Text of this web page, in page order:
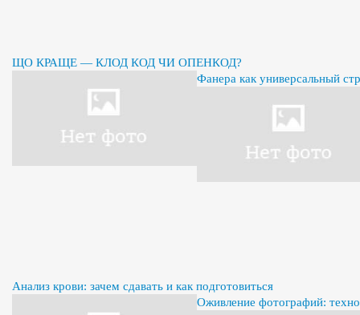
ЩО КРАЩЕ — КЛОД КОД ЧИ ОПЕНКОД?
Фанера как универсальный
Анализ крови: зачем сдавать и как подготовиться
Оживление фотографий: